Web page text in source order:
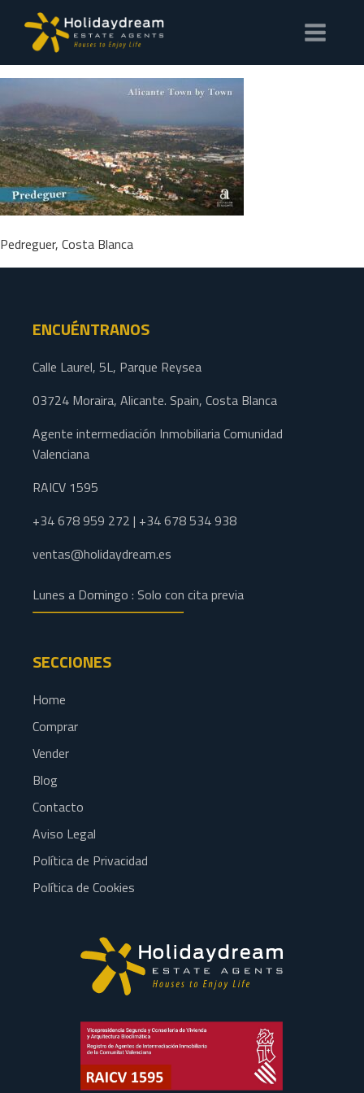
Pedreguer, Costa Blanca
ENCUÉNTRANOS
Calle Laurel, 5L, Parque Reysea
03724 Moraira, Alicante. Spain, Costa Blanca
Agente intermediación Inmobiliaria Comunidad
Valenciana
RAICV 1595
+34 678 959 272 | +34 678 534 938
ventas@holidaydream.es
Lunes a Domingo : Solo con cita previa
SECCIONES
Home
Comprar
Vender
Blog
Contacto
Aviso Legal
Política de Privacidad
Política de Cookies